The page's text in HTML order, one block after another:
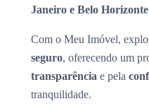
Janeiro e Belo Horizonte
Com o Meu Imóvel,
seguro, oferecendo um
transparência e pela
tranquilidade.